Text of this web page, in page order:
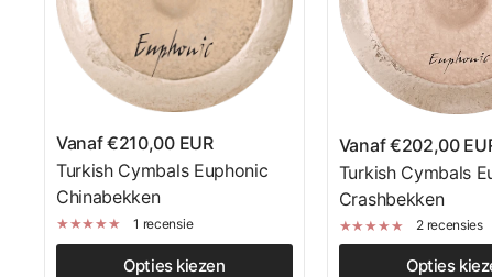
krachtige projectie, en eenChina
met rijk, exotisch
Als officiëleTurkish Cymbals-dealer in Duitsland
vanuit Berlijn. Ontdek de Euphonic-serie van met de
Vanaf€210,00 EUR
Turkish Cymbals Euphonic
Chinabekken
1 recensie
Opties kiezen
Vanaf€202,00
Turkish Cymbals
Crashbekken
2 recensies
Opties